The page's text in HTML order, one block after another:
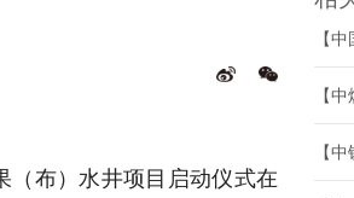
（布）水井项目启动仪式在
【
【
【